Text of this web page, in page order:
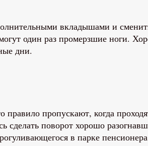
вкладышами и
один раз промерзшие ноги.
дни.
пропускают, когда
поворот хорошо
в парке